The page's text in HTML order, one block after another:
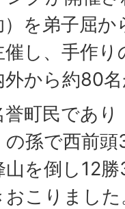
を弟子屈
催し、手作
外から約80
町民であ
の孫で西前
山を倒し12
おこりまし